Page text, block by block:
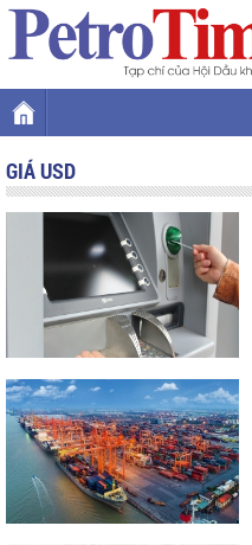
GIÁ USD